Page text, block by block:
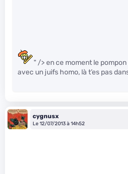
" /> en ce moment le pompon
avec un juifs homo, là t’es pas
cygnusx
Le 12/07/2013 à 14h52